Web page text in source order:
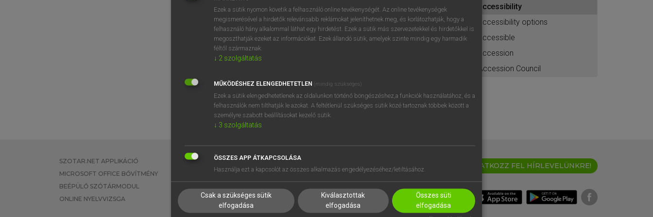
BELÉPÉS
próbaverziójának elindításához
regisztrálok ésbelépek.
REGISZTRÁCIÓ
accessibility
accessibility options
accessible
accession
Accession Council
SZOTAR.NET APPLIKÁCIÓ
MICROSOFT OFFICE BŐVÍTMÉNY
BEÉPÜLŐ SZÓTÁRMODUL
ONLINE NYELVVIZSGA
EGYÉNI FELHASZNÁLÓKNAK
TANULÓKNAK
VÁLLALATI MEGOLDÁSOK
SÚGÓ
RÓLUNK
SÜTI BEÁLLÍTÁSOK
IRATKOZZ FEL HÍRLEVELÜNKRE!
Ezek a sütik nyomon követik a felhasználó online tevékenységét. Az online tevékenységek
megismerésével a hirdetők relevánsabb reklámokat jeleníthetnek meg, és korlátozhatják, hogy a
felhasználó hány alkalommal láthat egy hirdetést. Ezek a sütik más szervezetekkel és hirdetőkkel is
megoszthatják ezeket az információkat. Ezek állandó sütik, amelyek szinte mindig egy harmadik
féltől származnak.
↓ 2 szolgáltatás
MŰKÖDÉSHEZ ELENGEDHETETLEN (mindig szükséges)
Ezek a sütik elengedhetetlenek az oldalunkon történő böngészéshez,a funkciók használatához, és a
felhasználók nem tilthatják le azokat. A feltétlenül szükséges sütik közé tartoznak többek között a
személyre szabott beállításokat kezelő sütik.
↓ 3 szolgáltatás
ÖSSZES APP ÁTKAPCSOLÁSA
Használja ezt a kapcsolót az összes alkalmazás engedélyezéséhez/letiltásához.
Csak a szükséges sütik
elfogadása
Kiválasztottak
elfogadása
Összes süti
elfogadása